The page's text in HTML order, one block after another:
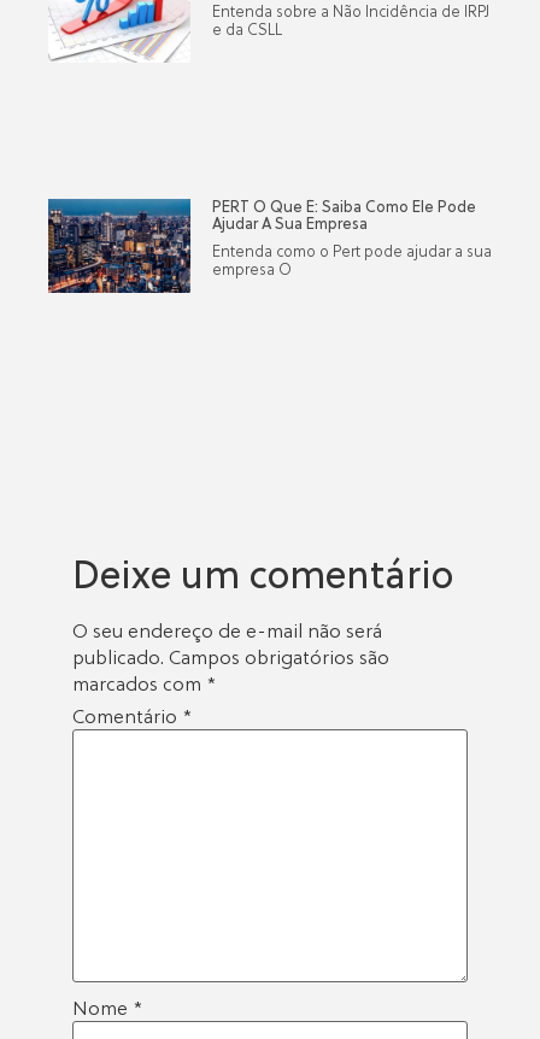
Entenda sobre a Não Incidência de IRPJ
e da CSLL
PERT O Que É: Saiba Como Ele Pode
Ajudar A Sua Empresa
Entenda como o Pert pode ajudar a sua
empresa O
Deixe um comentário
O seu endereço de e-mail não será
publicado. Campos obrigatórios são
marcados com *
Comentário *
Nome *